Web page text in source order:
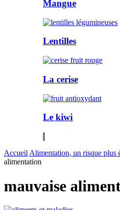
Mangue
Lentilles
La cerise
Le kiwi
Accueil Alimentation, un risque plus
alimentation
mauvaise